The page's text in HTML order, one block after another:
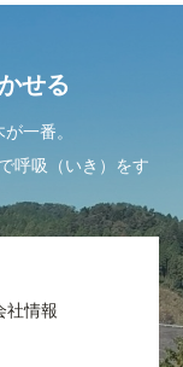
せる
一番。
呼吸（いき）をす
社情報